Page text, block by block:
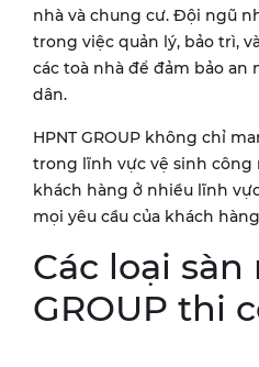
nhà và chung cư. Đội ngũ
trong việc quản lý, bảo trì,
các toà nhà để đảm bảo an
dân.
HPNT GROUP không chỉ
trong lĩnh vực vệ sinh công
khách hàng ở nhiều lĩnh
mọi yêu cầu của khách
Các loại sàn
GROUP thi